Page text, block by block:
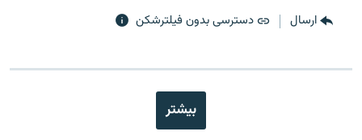
ارسال دسترسی بدون فیلترشکن
بیشتر